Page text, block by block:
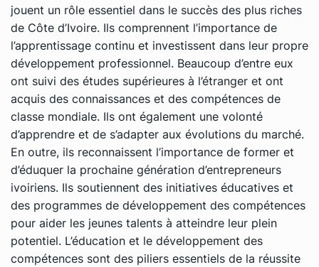
jouent un rôle essentiel dans le succès des plus riches
de Côte d’Ivoire. Ils comprennent l’importance de
l’apprentissage continu et investissent dans leur propre
développement professionnel. Beaucoup d’entre eux
ont suivi des études supérieures à l’étranger et ont
acquis des connaissances et des compétences de
classe mondiale. Ils ont également une volonté
d’apprendre et de s’adapter aux évolutions du marché.
En outre, ils reconnaissent l’importance de former et
d’éduquer la prochaine génération d’entrepreneurs
ivoiriens. Ils soutiennent des initiatives éducatives et
des programmes de développement des compétences
pour aider les jeunes talents à atteindre leur plein
potentiel. L’éducation et le développement des
compétences sont des piliers essentiels de la réussite